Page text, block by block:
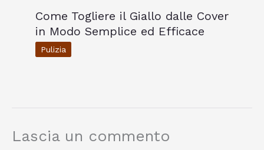
Come Togliere il Giallo dalle Cover
in Modo Semplice ed Efficace
Pulizia
Lascia un commento